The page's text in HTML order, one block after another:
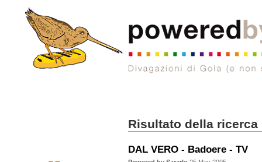
Risultato della ricerca
DAL VERO - Badoere - TV